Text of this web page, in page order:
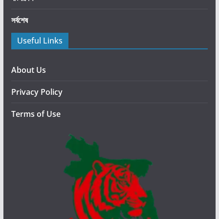
ধ
ন
সর্বশেষ
Useful Links
About Us
Privacy Policy
Terms of Use